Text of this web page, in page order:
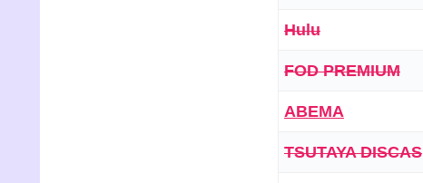
Hulu
FOD PREMIUM
ABEMA
TSUTAYA DISCAS